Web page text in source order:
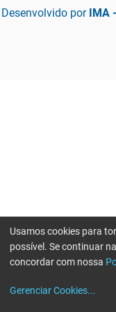
Desenvolvido por IMA
Usamos cookies para
possível. Se continuar
concordar com nossa
Gerenciar Cookies...
Erro ao enviar